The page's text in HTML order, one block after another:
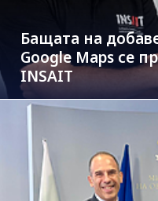
Бащата на
Google Maps се
INSAIT